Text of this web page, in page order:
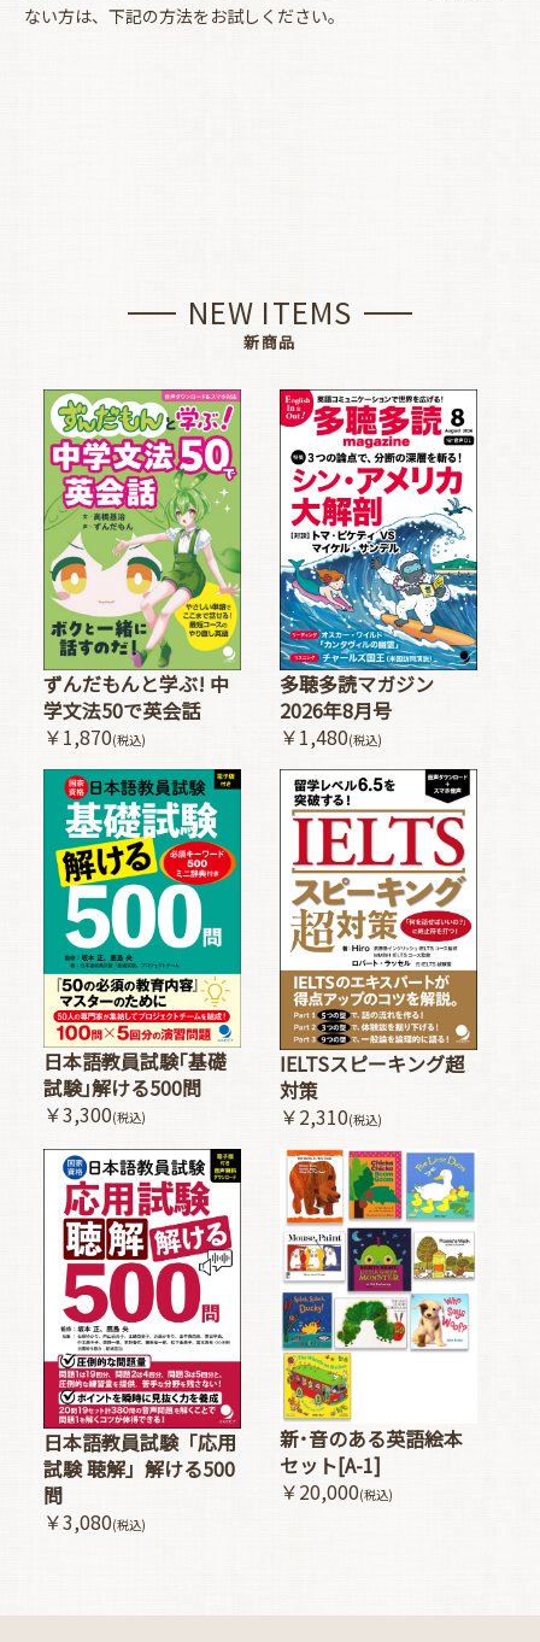
ない方は、下記の方法をお試しください。
NEW ITEMS
新商品
ずんだもんと学ぶ! 中
学文法50で英会話
￥1,870(税込)
多聴多読マガジン
2026年8月号
￥1,480(税込)
日本語教員試験｢基礎
試験｣解ける500問
￥3,300(税込)
IELTSスピーキング超
対策
￥2,310(税込)
日本語教員試験「応用
試験 聴解」解ける500
問
￥3,080(税込)
新･音のある英語絵本
セット[A-1]
￥20,000(税込)